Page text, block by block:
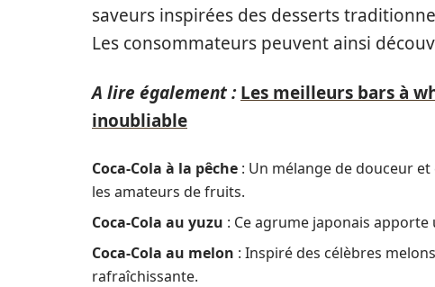
saveurs inspirées des desserts
Les consommateurs peuvent ainsi
A lire également : Les meilleurs bars à
inoubliable
Coca-Cola à la pêche : Un mélange de douceur
les amateurs de fruits.
Coca-Cola au yuzu : Ce agrume japonais
Coca-Cola au melon : Inspiré des célèbres
rafraîchissante.